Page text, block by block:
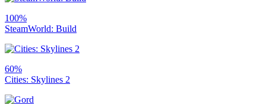
100%
SteamWorld: Build
60%
Cities: Skylines 2